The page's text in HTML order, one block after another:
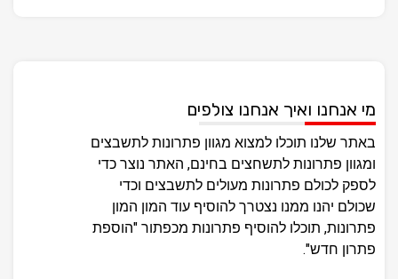
מי אנחנו ואיך אנחנו צולפים
באתר שלנו תוכלו למצוא מגוון פתרונות לתשבצים
ומגוון פתרונות לתשחצים בחינם, האתר נוצר כדי
לספק לכולם פתרונות מעולים לתשבצים וכדי
שכולם יהנו ממנו נצטרך להוסיף עוד המון המון
פתרונות, תוכלו להוסיף פתרונות מכפתור "הוספת
פתרון חדש".